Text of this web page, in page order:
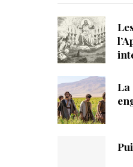
d'adresse
La